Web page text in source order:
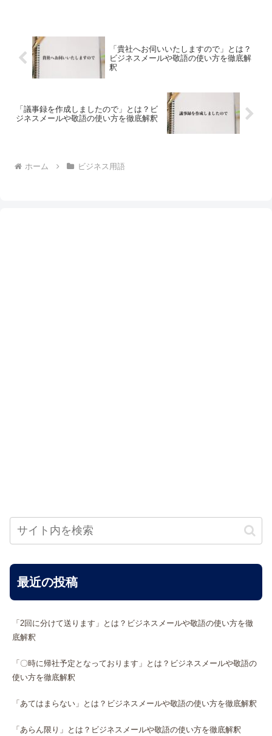
「貴社へお伺いいたしますので」とは？
ビジネスメールや敬語の使い方を徹底解
釈
「議事録を作成しましたので」とは？ビ
ジネスメールや敬語の使い方を徹底解釈
ホーム ビジネス用語
最近の投稿
「2回に分けて送ります」とは？ビジネスメールや敬語の使い方を徹
底解釈
「〇時に帰社予定となっております」とは？ビジネスメールや敬語の
使い方を徹底解釈
「あてはまらない」とは？ビジネスメールや敬語の使い方を徹底解釈
「あらん限り」とは？ビジネスメールや敬語の使い方を徹底解釈